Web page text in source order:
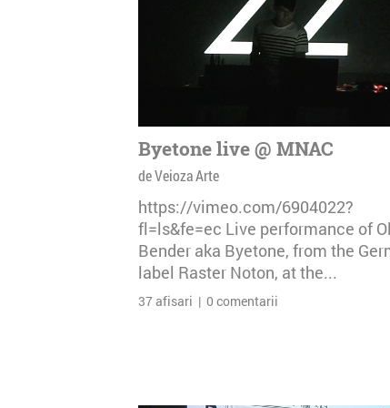
Byetone live @ MNAC
de Veioza Arte
https://vimeo.com/6904022?
fl=ls&fe=ec Live performance of
Bender aka Byetone, from the
label Raster Noton, at the...
37 afisari | 0 comentarii